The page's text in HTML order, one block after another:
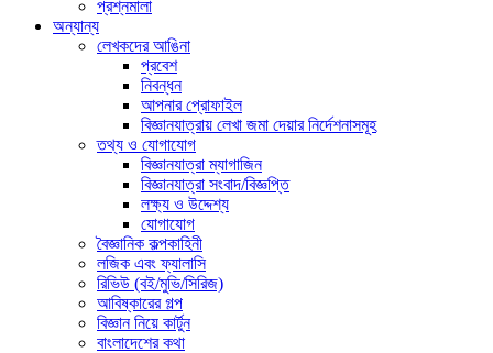
প্রশ্নমালা
অন্যান্য
লেখকদের আঙিনা
প্রবেশ
নিবন্ধন
আপনার প্রোফাইল
বিজ্ঞানযাত্রায় লেখা জমা দেয়ার নির্দেশনাসমূহ
তথ্য ও যোগাযোগ
বিজ্ঞানযাত্রা ম্যাগাজিন
বিজ্ঞানযাত্রা সংবাদ/বিজ্ঞপ্তি
লক্ষ্য ও উদ্দেশ্য
যোগাযোগ
বৈজ্ঞানিক কল্পকাহিনী
লজিক এবং ফ্যালাসি
রিভিউ (বই/মুভি/সিরিজ)
আবিষ্কারের গল্প
বিজ্ঞান নিয়ে কার্টুন
বাংলাদেশের কথা